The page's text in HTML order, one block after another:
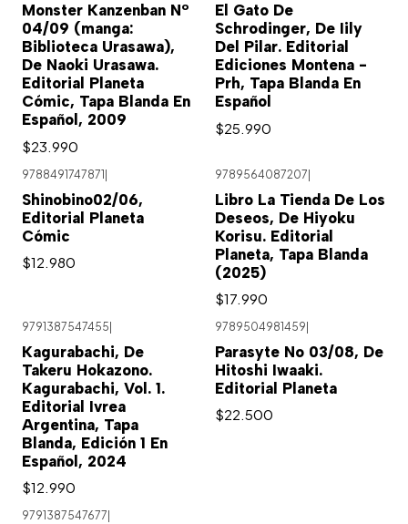
Monster Kanzenban Nº
04/09 (manga:
Biblioteca Urasawa),
De Naoki Urasawa.
Editorial Planeta
Cómic, Tapa Blanda En
Español, 2009
$23.990
El Gato De
Schrodinger, De Iily
Del Pilar. Editorial
Ediciones Montena -
Prh, Tapa Blanda En
Español
$25.990
9788491747871|
Shinobino02/06,
Editorial Planeta
Cómic
$12.980
9789564087207|
Libro La Tienda De Los
Deseos, De Hiyoku
Korisu. Editorial
Planeta, Tapa Blanda
(2025)
$17.990
9791387547455
Kagurabachi, De
Takeru Hokazono.
Kagurabachi, Vol. 1.
Editorial Ivrea
Argentina, Tapa
Blanda, Edición 1 En
Español, 2024
$12.990
9789504981459
Parasyte No 03/08, De
Hitoshi Iwaaki.
Editorial Planeta
$22.500
9791387547677